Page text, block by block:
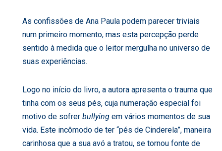
As confissões de Ana Paula podem parecer triviais
num primeiro momento, mas esta percepção perde
sentido à medida que o leitor mergulha no universo de
suas experiências.
Logo no início do livro, a autora apresenta o trauma que
tinha com os seus pés, cuja numeração especial foi
motivo de sofrer bullying em vários momentos de sua
vida. Este incômodo de ter “pés de Cinderela”, maneira
carinhosa que a sua avó a tratou, se tornou fonte de